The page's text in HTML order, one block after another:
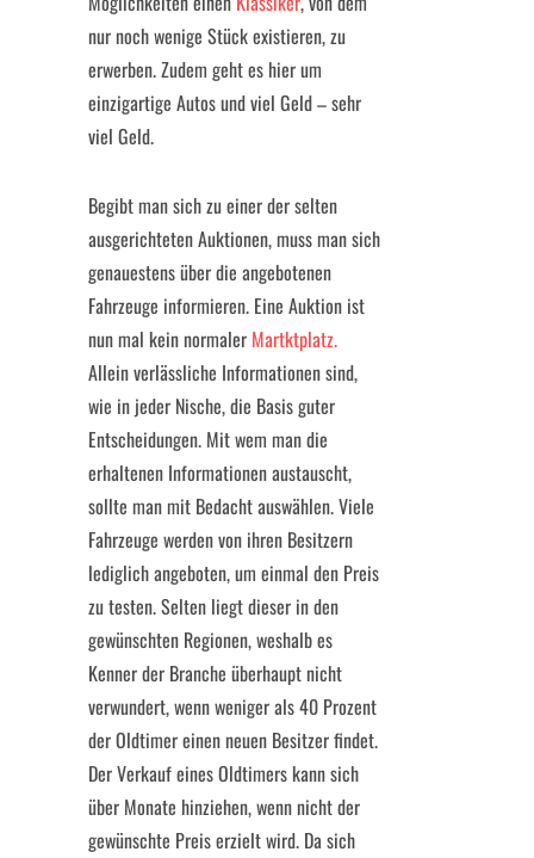
nur noch wenige Stück existieren, zu
erwerben. Zudem geht es hier um
einzigartige Autos und viel Geld – sehr
viel Geld.
Begibt man sich zu einer der selten
ausgerichteten Auktionen, muss man sich
genauestens über die angebotenen
Fahrzeuge informieren. Eine Auktion ist
nun mal kein normaler Martktplatz.
Allein verlässliche Informationen sind,
wie in jeder Nische, die Basis guter
Entscheidungen. Mit wem man die
erhaltenen Informationen austauscht,
sollte man mit Bedacht auswählen. Viele
Fahrzeuge werden von ihren Besitzern
lediglich angeboten, um einmal den Preis
zu testen. Selten liegt dieser in den
gewünschten Regionen, weshalb es
Kenner der Branche überhaupt nicht
verwundert, wenn weniger als 40 Prozent
der Oldtimer einen neuen Besitzer findet.
Der Verkauf eines Oldtimers kann sich
über Monate hinziehen, wenn nicht der
gewünschte Preis erzielt wird. Da sich